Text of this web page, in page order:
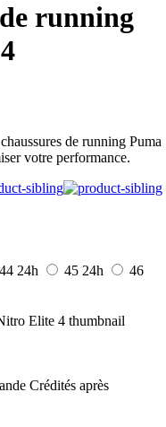
running
de running Puma
votre performance.
44 24h 45 24h
46
Crédités après